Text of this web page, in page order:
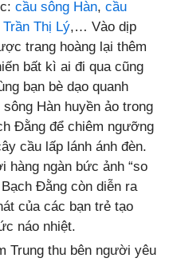
cầu sông Hàn, cầu
Thị Lý,… Vào dịp
trang hoàng lại thêm
bất kì ai đi qua cũng
bạn bè dạo quanh
Hàn huyền ảo trong
Đằng để chiêm ngưỡng
cầu lấp lánh ánh đèn.
hàng ngàn bức ảnh “so
Đằng còn diễn ra
của các bạn trẻ tạo
náo nhiệt.
Trung thu bên người yêu